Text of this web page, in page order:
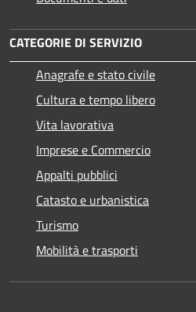
CATEGORIE DI SERVIZIO
Anagrafe e stato civile
Cultura e tempo libero
Vita lavorativa
Imprese e Commercio
Appalti pubblici
Catasto e urbanistica
Turismo
Mobilità e trasporti